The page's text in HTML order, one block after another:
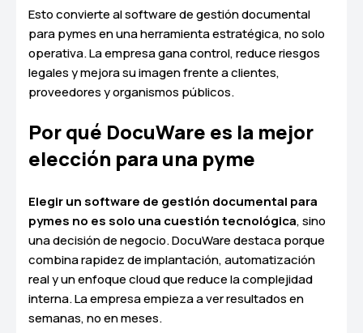
Esto convierte al software de gestión documental
para pymes en una herramienta estratégica, no solo
operativa. La empresa gana control, reduce riesgos
legales y mejora su imagen frente a clientes,
proveedores y organismos públicos.
Por qué DocuWare es la mejor
elección para una pyme
Elegir un software de gestión documental para
pymes no es solo una cuestión tecnológica, sino
una decisión de negocio. DocuWare destaca porque
combina rapidez de implantación, automatización
real y un enfoque cloud que reduce la complejidad
interna. La empresa empieza a ver resultados en
semanas, no en meses.